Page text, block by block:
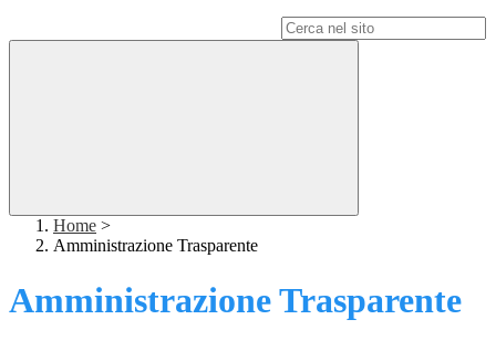
Home >
Amministrazione Trasparente
Amministrazione Trasparente